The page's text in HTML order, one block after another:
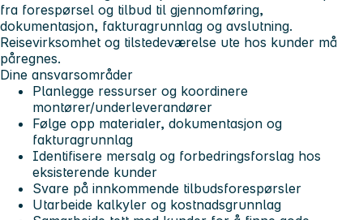
fra forespørsel og tilbud til gjennomføring,
dokumentasjon, fakturagrunnlag og avslutning.
Reisevirksomhet og tilstedeværelse ute hos kunder må
påregnes.
Dine ansvarsområder
Planlegge ressurser og koordinere
montører/underleverandører
Følge opp materialer, dokumentasjon og
fakturagrunnlag
Identifisere mersalg og forbedringsforslag hos
eksisterende kunder
Svare på innkommende tilbudsforespørsler
Utarbeide kalkyler og kostnadsgrunnlag